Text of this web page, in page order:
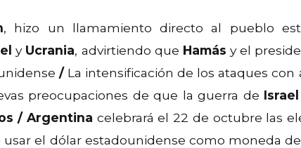
, hizo un llamamiento directo al pueblo
y Ucrania, advirtiendo que Hamás y el
/La intensificación de los ataques con
preocupaciones de que la guerra de Israel
/ Argentina celebrará el 22 de octubre las
el dólar estadounidense como moneda